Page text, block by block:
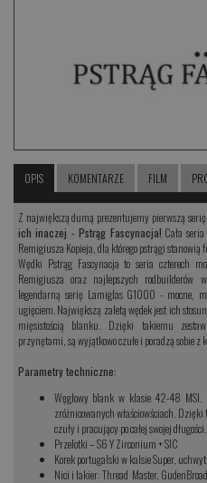
OPIS KOMENTARZE FILM
Z największą dumą prezentujemy pierwszą
ich inaczej - Pstrąg Fascynacja! Cała
Remigiusza Kopieja, dla którego pstrągi stanowią
Wędki Pstrąg Fascynacja to seria czterech
Remigiusza oraz najlepszych
legendarną serię Lamiglas G1000 - mocne,
ugięciem. Największą zaletą wędek jest ich
mięsistością blanku. Dzięki takiemu
przynętami, są wyjątkowo czułe i poradzą sobie z
Parametry techniczne:
Węglowy blank w klasie 42-48 MSI.
zróżnicowanych właściowściach.
czuły i pracujący po całej swojej długości.
Przelotki – S6 Y Zirconium + SIC
Korek portugalski w kalsie Super,
Nici i lakier: Thread Master, GudenBroad